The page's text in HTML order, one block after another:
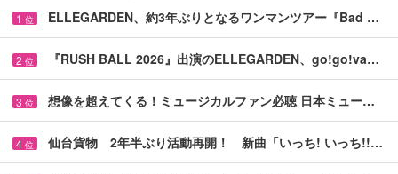
1 位 ELLEGARDEN、約3年ぶりとなるワンマンツアー『Bad …
2 位 『RUSH BALL 2026』出演のELLEGARDEN、go!go!va…
3 位 想像を超えてくる！ミュージカルファン必聴 日本ミュー…
4 位 仙台貨物 2年半ぶり活動再開！ 新曲「いっち! いっち!!…